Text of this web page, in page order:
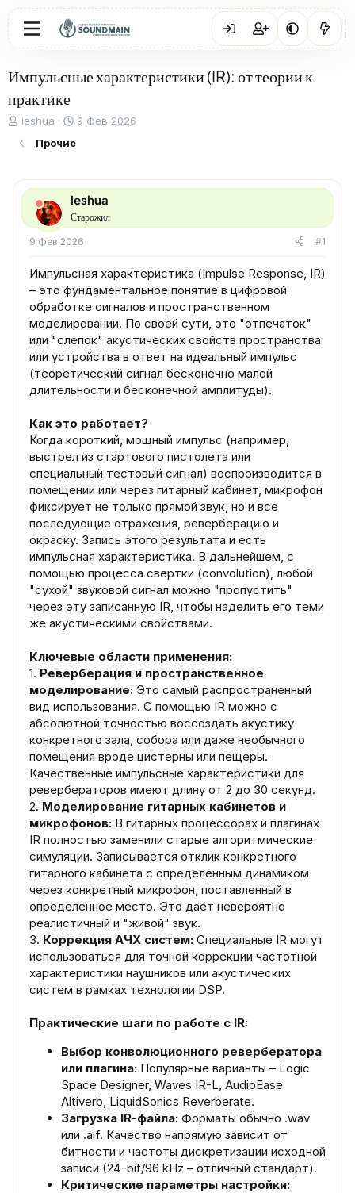
Импульсные характеристики (IR): от теории к
практике
А
т
р
т
м
ieshua
Д
н
а
ч
а
а
9 Фев 2026
Прочие
ieshua
Старожил
9 Фев 2026 #1
Импульсная характеристика (Impulse Response, IR)
– это фундаментальное понятие в цифровой
обработке сигналов и пространственном
моделировании. По своей сути, это "отпечаток"
или "слепок" акустических свойств пространства
или устройства в ответ на идеальный импульс
(теоретический сигнал бесконечно малой
длительности и бесконечной амплитуды).
Как это работает?
Когда короткий, мощный импульс (например,
выстрел из стартового пистолета или
специальный тестовый сигнал) воспроизводится в
помещении или через гитарный кабинет, микрофон
фиксирует не только прямой звук, но и все
последующие отражения, реверберацию и
окраску. Запись этого результата и есть
импульсная характеристика. В дальнейшем, с
помощью процесса свертки (convolution), любой
"сухой" звуковой сигнал можно "пропустить"
через эту записанную IR, чтобы наделить его теми
же акустическими свойствами.
Ключевые области применения:
1. Реверберация и пространственное
моделирование: Это самый распространенный
вид использования. С помощью IR можно с
абсолютной точностью воссоздать акустику
конкретного зала, собора или даже необычного
помещения вроде цистерны или пещеры.
Качественные импульсные характеристики для
ревербераторов имеют длину от 2 до 30 секунд.
2. Моделирование гитарных кабинетов и
микрофонов: В гитарных процессорах и плагинах
IR полностью заменили старые алгоритмические
симуляции. Записывается отклик конкретного
гитарного кабинета с определенным динамиком
через конкретный микрофон, поставленный в
определенное место. Это дает невероятно
реалистичный и "живой" звук.
3. Коррекция АЧХ систем: Специальные IR могут
использоваться для точной коррекции частотной
характеристики наушников или акустических
систем в рамках технологии DSP.
Практические шаги по работе с IR:
Выбор конволюционного ревербератора
или плагина: Популярные варианты – Logic
Space Designer, Waves IR-L, AudioEase
Altiverb, LiquidSonics Reverberate.
Загрузка IR-файла: Форматы обычно .wav
или .aif. Качество напрямую зависит от
битности и частоты дискретизации исходной
записи (24-bit/96 kHz – отличный стандарт).
Критические параметры настройки: